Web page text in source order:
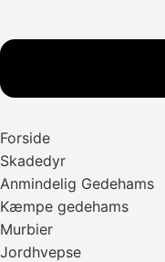
Forside
Skadedyr
Anmindelig Gedehams
Kæmpe gedehams
Murbier
Jordhvepse